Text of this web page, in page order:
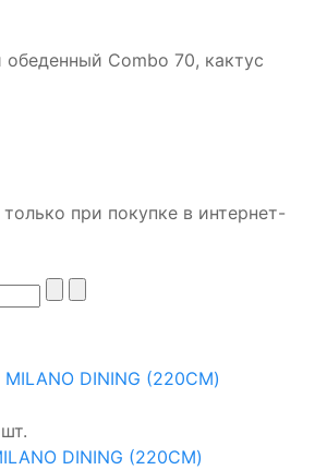
Combo 70, кактус
при покупке в интернет-
DINING (220СМ)